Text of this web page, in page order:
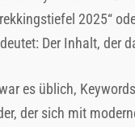
2025“
Der Inhalt, der
es üblich,
der sich mit